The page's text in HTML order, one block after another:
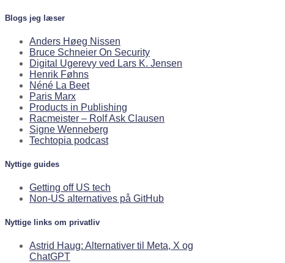
Blogs jeg læser
Anders Høeg Nissen
Bruce Schneier On Security
Digital Ugerevy ved Lars K. Jensen
Henrik Føhns
Néné La Beet
Paris Marx
Products in Publishing
Racmeister – Rolf Ask Clausen
Signe Wenneberg
Techtopia podcast
Nyttige guides
Getting off US tech
Non-US alternatives på GitHub
Nyttige links om privatliv
Astrid Haug: Alternativer til Meta, X og
ChatGPT